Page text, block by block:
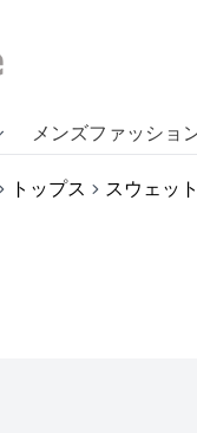
メンズファッショ
トップス スウェッ